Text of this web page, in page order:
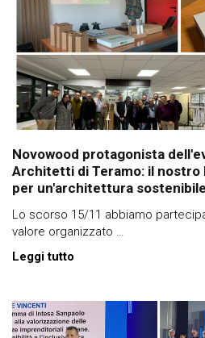
Novowood protagonista
Architetti di Teramo: il nostro
per un'architettura sostenibile
Lo scorso 15/11 abbiamo
valore organizzato …
Leggi tutto